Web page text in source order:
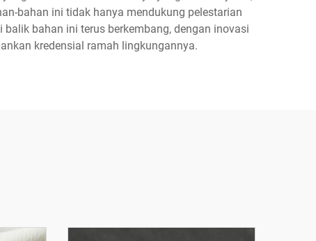
bahan ini tidak hanya mendukung pelestarian
bahan ini terus berkembang, dengan inovasi
kredensial ramah lingkungannya.